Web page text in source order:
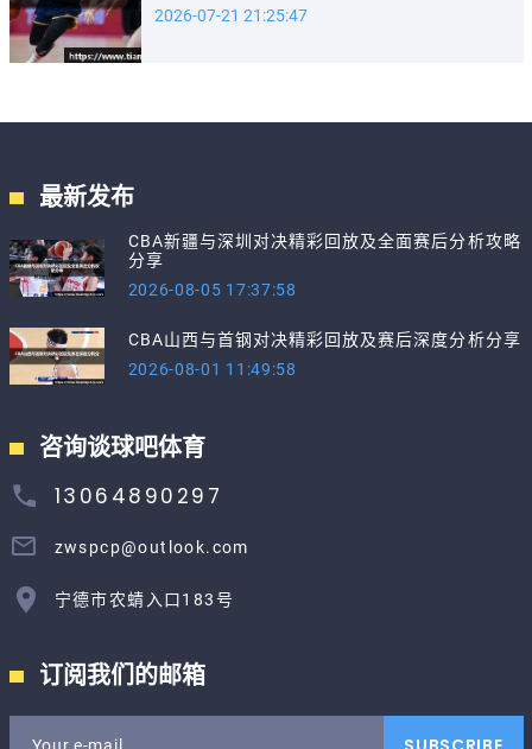
2026-07-21 21:25:47
最新发布
CBA新疆与深圳对决精彩回放及全面赛后分析攻略
分享
2026-08-05 17:37:58
CBA山西与首钢对决精彩回放及赛后深度分析分享
2026-08-01 11:49:58
咨询谈球吧体育
13064890297
zwspcp@outlook.com
宁德市农蜻入口183号
订阅我们的邮箱